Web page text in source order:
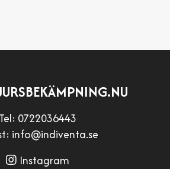
Tel: 0722036443
info@indiventa.se
Instagram